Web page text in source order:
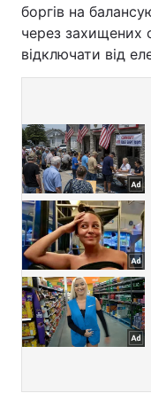
боргів на
через захищених
відключати від